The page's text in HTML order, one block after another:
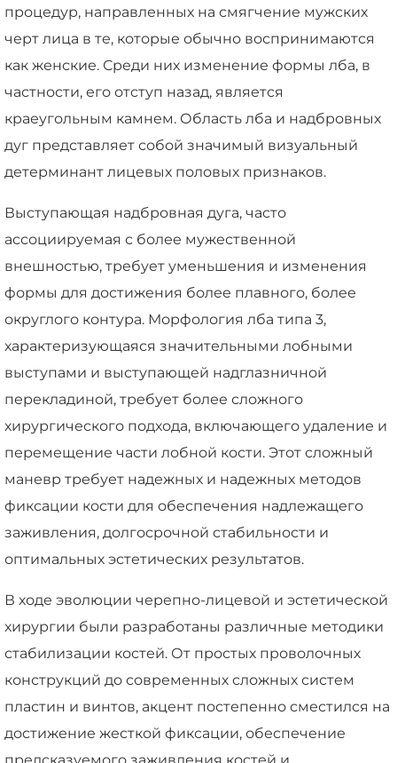
процедур, направленных на смягчение мужских
черт лица в те, которые обычно воспринимаются
как женские. Среди них изменение формы лба, в
частности, его отступ назад, является
краеугольным камнем. Область лба и надбровных
дуг представляет собой значимый визуальный
детерминант лицевых половых признаков.
Выступающая надбровная дуга, часто
ассоциируемая с более мужественной
внешностью, требует уменьшения и изменения
формы для достижения более плавного, более
округлого контура. Морфология лба типа 3,
характеризующаяся значительными лобными
выступами и выступающей надглазничной
перекладиной, требует более сложного
хирургического подхода, включающего удаление и
перемещение части лобной кости. Этот сложный
маневр требует надежных и надежных методов
фиксации кости для обеспечения надлежащего
заживления, долгосрочной стабильности и
оптимальных эстетических результатов.
В ходе эволюции черепно-лицевой и эстетической
хирургии были разработаны различные методики
стабилизации костей. От простых проволочных
конструкций до современных сложных систем
пластин и винтов, акцент постепенно сместился на
достижение жесткой фиксации, обеспечение